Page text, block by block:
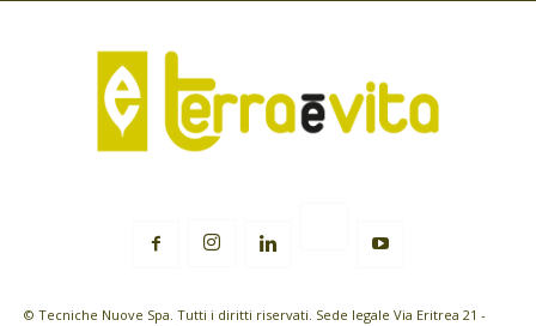
© Tecniche Nuove Spa. Tutti i diritti riservati. Sede legale Via Eritrea 21 -